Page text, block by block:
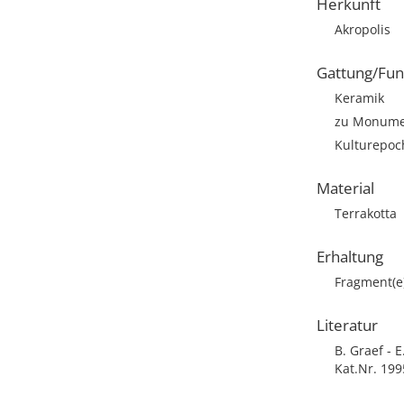
Akropolis
Gattung/
Keramik
zu
Material
Terrakotta
Erhaltung
Literatur
B. Graef -
Kat.Nr.